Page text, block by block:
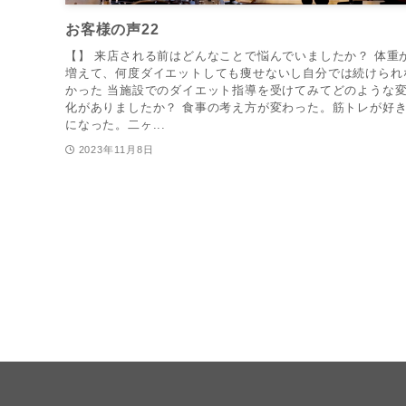
お客様の声22
【】 来店される前はどんなことで悩んでいましたか？ 体重
増えて、何度ダイエットしても痩せないし自分では続けられ
かった 当施設でのダイエット指導を受けてみてどのような変
化がありましたか？ 食事の考え方が変わった。筋トレが好き
になった。二ヶ...
2023年11月8日